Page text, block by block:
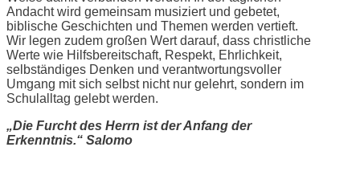
Andacht wird gemeinsam musiziert und gebetet,
biblische Geschichten und Themen werden vertieft.
Wir legen zudem großen Wert darauf, dass christliche
Werte wie Hilfsbereitschaft, Respekt, Ehrlichkeit,
selbständiges Denken und verantwortungsvoller
Umgang mit sich selbst nicht nur gelehrt, sondern im
Schulalltag gelebt werden.
„Die Furcht des Herrn ist der Anfang der
Erkenntnis.“ Salomo